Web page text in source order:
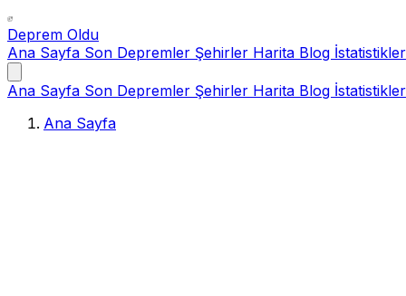
Deprem Oldu
Ana Sayfa Son Depremler Şehirler Harita Blog İstatistikler
Ana Sayfa Son Depremler Şehirler Harita Blog İstatistikler
Ana Sayfa